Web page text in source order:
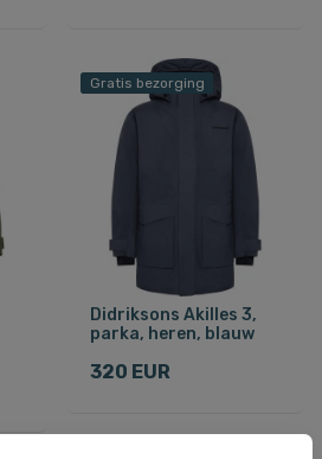
Gratis bezorging
Didriksons Akilles 3,
parka, heren, blauw
320 EUR